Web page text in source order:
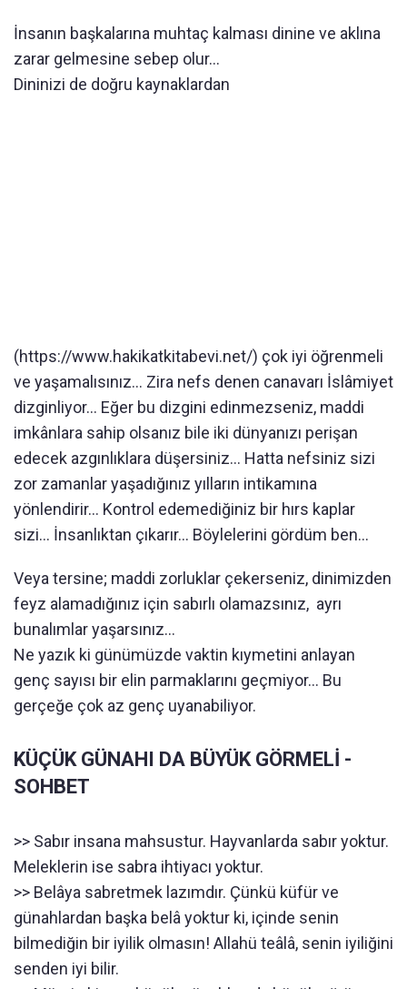
İnsanın başkalarına muhtaç kalması dinine ve aklına
zarar gelmesine sebep olur...
Dininizi de doğru kaynaklardan
(https://www.hakikatkitabevi.net/) çok iyi öğrenmeli
ve yaşamalısınız... Zira nefs denen canavarı İslâmiyet
dizginliyor... Eğer bu dizgini edinmezseniz, maddi
imkânlara sahip olsanız bile iki dünyanızı perişan
edecek azgınlıklara düşersiniz... Hatta nefsiniz sizi
zor zamanlar yaşadığınız yılların intikamına
yönlendirir... Kontrol edemediğiniz bir hırs kaplar
sizi... İnsanlıktan çıkarır... Böylelerini gördüm ben...
Veya tersine; maddi zorluklar çekerseniz, dinimizden
feyz alamadığınız için sabırlı olamazsınız, ayrı
bunalımlar yaşarsınız...
Ne yazık ki günümüzde vaktin kıymetini anlayan
genç sayısı bir elin parmaklarını geçmiyor... Bu
gerçeğe çok az genç uyanabiliyor.
KÜÇÜK GÜNAHI DA BÜYÜK GÖRMELİ -
SOHBET
>> Sabır insana mahsustur. Hayvanlarda sabır yoktur.
Meleklerin ise sabra ihtiyacı yoktur.
>> Belâya sabretmek lazımdır. Çünkü küfür ve
günahlardan başka belâ yoktur ki, içinde senin
bilmediğin bir iyilik olmasın! Allahü teâlâ, senin iyiliğini
senden iyi bilir.